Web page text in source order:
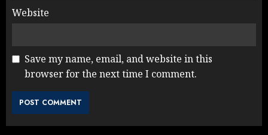
Website
Save my name, email, and website in this
browser for the next time I comment.
Rahul Gandhi के तीखे वार से बार-बार